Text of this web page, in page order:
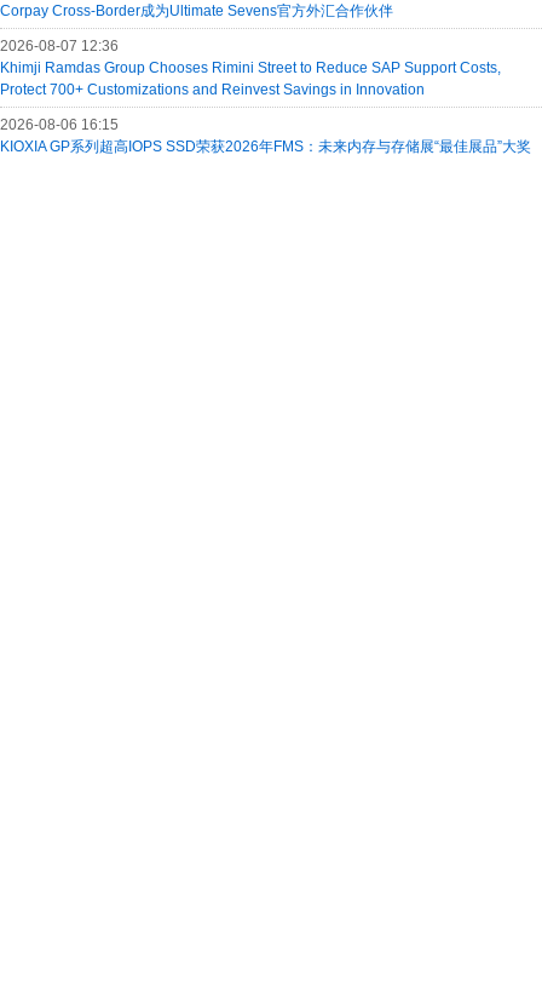
Corpay Cross-Border成为Ultimate Sevens官方外汇合作伙伴
2026-08-07 12:36
Khimji Ramdas Group Chooses Rimini Street to Reduce SAP Support Costs,
Protect 700+ Customizations and Reinvest Savings in Innovation
2026-08-06 16:15
KIOXIA GP系列超高IOPS SSD荣获2026年FMS：未来内存与存储展“最佳展品”大奖